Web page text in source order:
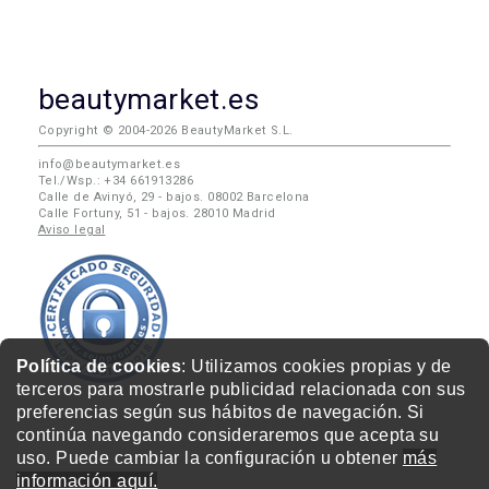
Política de cookies: Utilizamos cookies propias y de
terceros para mostrarle publicidad relacionada con sus
preferencias según sus hábitos de navegación. Si
continúa navegando consideraremos que acepta su
uso. Puede cambiar la configuración u obtener más
información aquí.
beautymarket.es
Copyright © 2004-2026 BeautyMarket S.L.
info@beautymarket.es
Tel./Wsp.: +34 661913286
Calle de Avinyó, 29 - bajos. 08002 Barcelona
Calle Fortuny, 51 - bajos. 28010 Madrid
Aviso legal